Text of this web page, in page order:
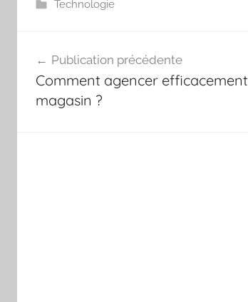
Technologie
de
l’article
Publication précédente
Comment agencer
magasin ?